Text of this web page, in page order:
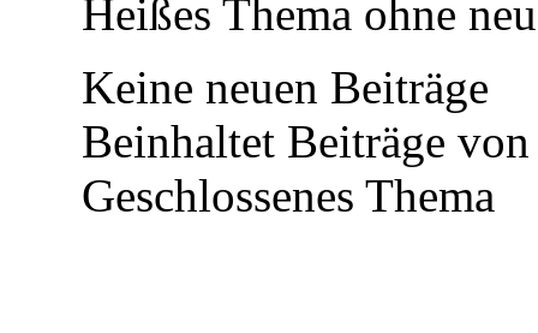
Heißes Thema ohne
Keine neuen Beiträge
Beinhaltet Beiträge
Geschlossenes Thema